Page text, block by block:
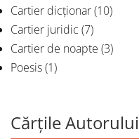
Cartier dicționar(10)
Cartier juridic (7)
Cartier de noapte (3)
Poesis(1)
Cărțile Autorului